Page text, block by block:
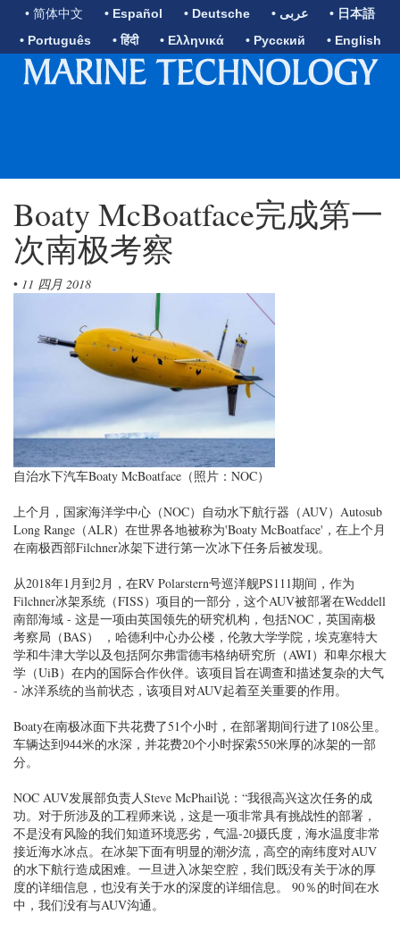
• 简体中文 • Español • Deutsche • عربى
• 日本語
• Português
• हिंदी • Ελληνικά • Русский • English
Boaty McBoatface完成第一
次南极考察
• 11 四月 2018
自治水下汽车Boaty McBoatface（照片：NOC）
上个月，国家海洋学中心（NOC）自动水下航行器（AUV）Autosub
Long Range（ALR）在世界各地被称为'Boaty McBoatface'，在上个月
在南极西部Filchner冰架下进行第一次冰下任务后被发现。
从2018年1月到2月，在RV Polarstern号巡洋舰PS111期间，作为
Filchner冰架系统（FISS）项目的一部分，这个AUV被部署在Weddell
南部海域 - 这是一项由英国领先的研究机构，包括NOC，英国南极
考察局（BAS） ，哈德利中心办公楼，伦敦大学学院，埃克塞特大
学和牛津大学以及包括阿尔弗雷德韦格纳研究所（AWI）和卑尔根大
学（UiB）在内的国际合作伙伴。该项目旨在调查和描述复杂的大气
- 冰洋系统的当前状态，该项目对AUV起着至关重要的作用。
Boaty在南极冰面下共花费了51个小时，在部署期间行进了108公里。
车辆达到944米的水深，并花费20个小时探索550米厚的冰架的一部
分。
NOC AUV发展部负责人Steve McPhail说：“我很高兴这次任务的成
功。对于所涉及的工程师来说，这是一项非常具有挑战性的部署，
不是没有风险的我们知道环境恶劣，气温-20摄氏度，海水温度非常
接近海水冰点。在冰架下面有明显的潮汐流，高空的南纬度对AUV
的水下航行造成困难。一旦进入冰架空腔，我们既没有关于冰的厚
度的详细信息，也没有关于水的深度的详细信息。 90％的时间在水
中，我们没有与AUV沟通。